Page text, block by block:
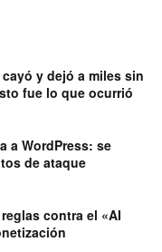
y dejó a miles sin
fue lo que ocurrió
a WordPress: se
de ataque
contra el «AI